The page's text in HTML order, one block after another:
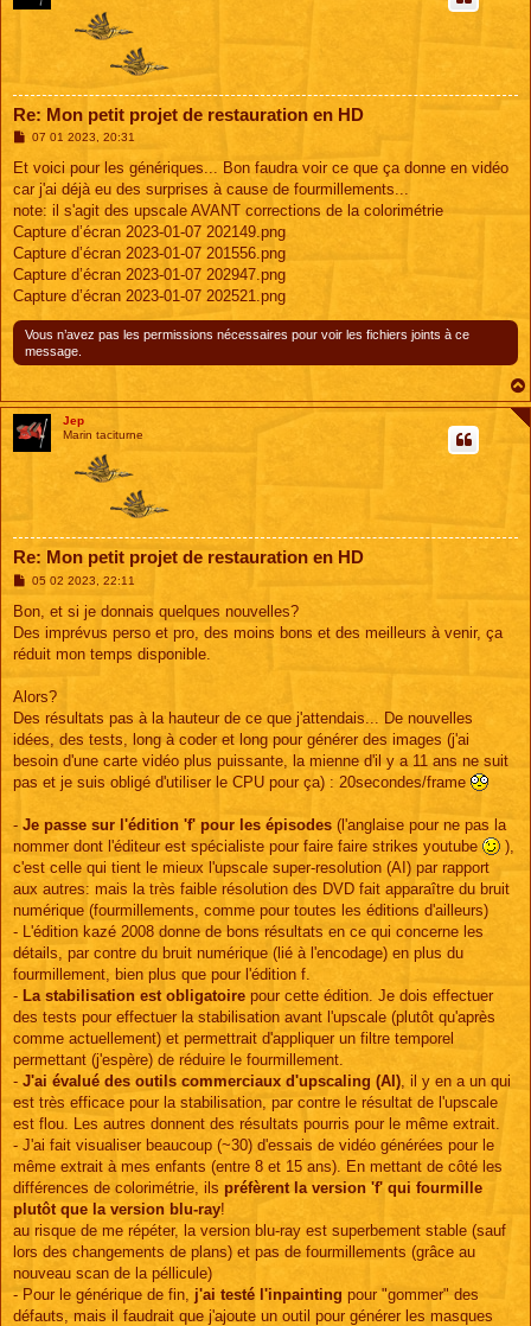
Re: Mon petit projet de restauration en HD
M
s
a
g
07 01 2023, 20:31
Et voici pour les génériques... Bon faudra voir ce que ça donne en vidéo
car j'ai déjà eu des surprises à cause de fourmillements...
note: il s'agit des upscale AVANT corrections de la colorimétrie
Capture d’écran 2023-01-07 202149.png
Capture d’écran 2023-01-07 201556.png
Capture d’écran 2023-01-07 202947.png
Capture d’écran 2023-01-07 202521.png
Vous n’avez pas les permissions nécessaires pour voir les fichiers joints à ce
message.
Jep
Marin taciturne
Re: Mon petit projet de restauration en HD
M
s
a
g
05 02 2023, 22:11
Bon, et si je donnais quelques nouvelles?
Des imprévus perso et pro, des moins bons et des meilleurs à venir, ça
réduit mon temps disponible.
Alors?
Des résultats pas à la hauteur de ce que j'attendais... De nouvelles
idées, des tests, long à coder et long pour générer des images (j'ai
besoin d'une carte vidéo plus puissante, la mienne d'il y a 11 ans ne suit
pas et je suis obligé d'utiliser le CPU pour ça) : 20secondes/frame
- Je passe sur l'édition 'f' pour les épisodes (l'anglaise pour ne pas la
nommer dont l'éditeur est spécialiste pour faire faire strikes youtube
),
c'est celle qui tient le mieux l'upscale super-resolution (AI) par rapport
aux autres: mais la très faible résolution des DVD fait apparaître du bruit
numérique (fourmillements, comme pour toutes les éditions d'ailleurs)
- L'édition kazé 2008 donne de bons résultats en ce qui concerne les
détails, par contre du bruit numérique (lié à l'encodage) en plus du
fourmillement, bien plus que pour l'édition f.
- La stabilisation est obligatoire pour cette édition. Je dois effectuer
des tests pour effectuer la stabilisation avant l'upscale (plutôt qu'après
comme actuellement) et permettrait d'appliquer un filtre temporel
permettant (j'espère) de réduire le fourmillement.
- J'ai évalué des outils commerciaux d'upscaling (AI) , il y en a un qui
est très efficace pour la stabilisation, par contre le résultat de l'upscale
est flou. Les autres donnent des résultats pourris pour le même extrait.
- J'ai fait visualiser beaucoup (~30) d'essais de vidéo générées pour le
même extrait à mes enfants (entre 8 et 15 ans). En mettant de côté les
différences de colorimétrie, ils préfèrent la version 'f' qui fourmille
plutôt que la version blu-ray!
au risque de me répéter, la version blu-ray est superbement stable (sauf
lors des changements de plans) et pas de fourmillements (grâce au
nouveau scan de la péllicule)
- Pour le générique de fin, j'ai testé l'inpainting pour "gommer" des
défauts, mais il faudrait que j'ajoute un outil pour générer les masques